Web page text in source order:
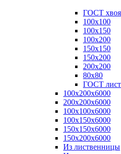
ГОСТ хвоя
100x100
100x150
100x200
150x150
150x200
200x200
80х80
ГОСТ
100х200х6000
200х200х6000
100х100х6000
100х150х6000
150х150х6000
150х200х6000
Из лиственницы